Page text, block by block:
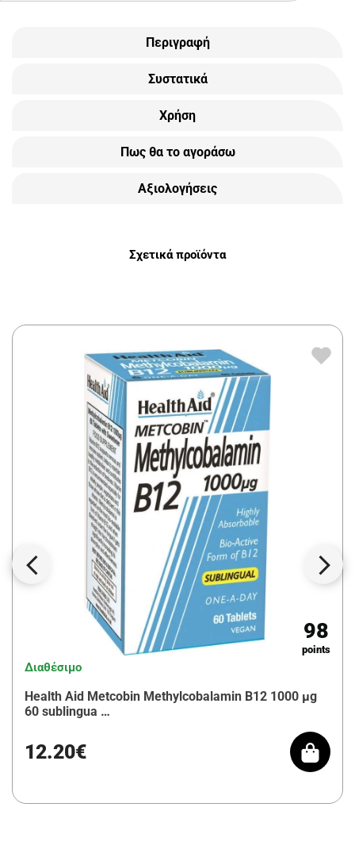
Περιγραφή
Συστατικά
Χρήση
Πως θα το αγοράσω
Αξιολογήσεις
Σχετικά προϊόντα
98
points
Διαθέσιμο
Health Aid Metcobin Methylcobalamin B12 1000 μg
60 sublingua …
12.20€